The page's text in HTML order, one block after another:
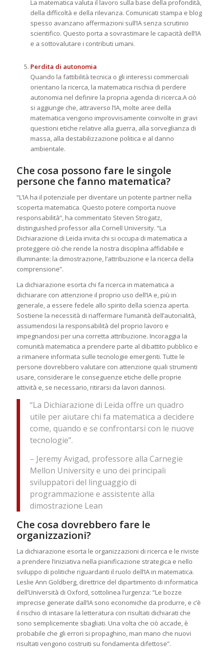
La matematica valuta il lavoro sulla base della profondità,
della difficoltà e della rilevanza. Comunicati stampa e blog
spesso avanzano affermazioni sull’IA senza scrutinio
scientifico. Questo porta a sovrastimare le capacità dell’IA
e a sottovalutare i contributi umani.
Perdita di autonomia
Quando la fattibilità tecnica o gli interessi commerciali
orientano la ricerca, la matematica rischia di perdere
autonomia nel definire la propria agenda di ricerca.A ciò
si aggiunge che, attraverso l’IA, molte aree della
matematica vengono improvvisamente coinvolte in gravi
questioni etiche relative alla guerra, alla sorveglianza di
massa, alla destabilizzazione politica e al danno
ambientale.
Che cosa possono fare le singole
persone che fanno matematica?
“L’IA ha il potenziale per diventare un potente partner nella
scoperta matematica. Questo potere comporta nuove
responsabilità”, ha commentato Steven Strogatz,
distinguished professor alla Cornell University. “La
Dichiarazione di Leida invita chi si occupa di matematica a
proteggere ciò che rende la nostra disciplina affidabile e
illuminante: la dimostrazione, l’attribuzione e la ricerca della
comprensione”.
La dichiarazione esorta chi fa ricerca in matematica a
dichiarare con attenzione il proprio uso dell’IA e, più in
generale, a essere fedele allo spirito della scienza aperta.
Sostiene la necessità di riaffermare l’umanità dell’autorialità,
assumendosi la responsabilità del proprio lavoro e
impegnandosi per una corretta attribuzione. Incoraggia la
comunità matematica a prendere parte al dibattito pubblico e
a rimanere informata sulle tecnologie emergenti. Tutte le
persone dovrebbero valutare con attenzione quali strumenti
usare, considerare le conseguenze etiche delle proprie
attività e, se necessario, ritirarsi da lavori dannosi.
“La Dichiarazione di Leida offre un quadro
utile per aiutare chi fa matematica a decidere
come, quando e se confrontarsi con le nuove
tecnologie”.
– Jeremy Avigad, professore alla Carnegie
Mellon University e uno dei principali
sviluppatori del linguaggio di
programmazione e assistente alla
dimostrazione Lean
Che cosa dovrebbero fare le
organizzazioni?
La dichiarazione esorta le organizzazioni di ricerca e le riviste
a prendere l’iniziativa nella pianificazione strategica e nello
sviluppo di politiche riguardanti il ruolo dell’IA in matematica.
Leslie Ann Goldberg, direttrice del dipartimento di informatica
dell’Università di Oxford, sottolinea l’urgenza: “Le bozze
imprecise generate dall’IA sono economiche da produrre, e c’è
il rischio di intasare la letteratura con risultati dichiarati che
sono semplicemente sbagliati. Una volta che ciò accade, è
probabile che gli errori si propaghino, man mano che nuovi
risultati vengono costruiti su fondamenta difettose”.